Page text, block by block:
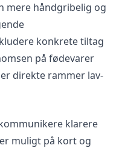
mere håndgribelig og
konkrete tiltag
på fødevarer
direkte rammer lav-
klarere
muligt på kort og